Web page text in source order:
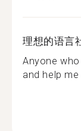
理想的语言
Anyone
and help